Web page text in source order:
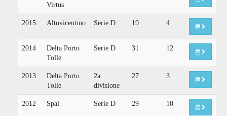
Virtus
2015 Altovicentino Serie D 19 4
2014
Delta Porto
Tolle
Serie D 31 12
2013
Delta Porto
Tolle
2a
divisione
27 3
2012 Spal Serie D 29 10